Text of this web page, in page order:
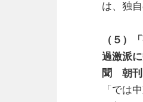
は、独
（５）
過激派
聞 朝刊
「では